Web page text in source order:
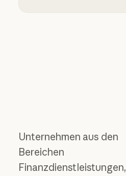
Unternehmen aus den
Bereichen
Finanzdienstleistungen,